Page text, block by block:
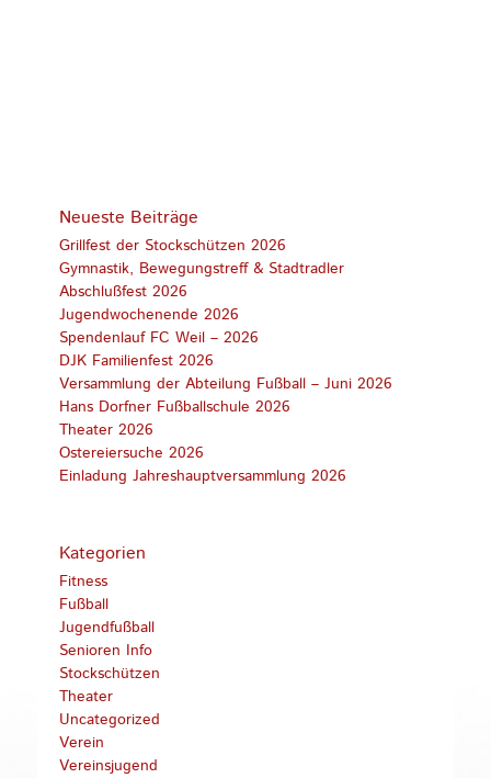
Neueste Beiträge
Grillfest der Stockschützen 2026
Gymnastik, Bewegungstreff & Stadtradler
Abschlußfest 2026
Jugendwochenende 2026
Spendenlauf FC Weil – 2026
DJK Familienfest 2026
Versammlung der Abteilung Fußball – Juni 2026
Hans Dorfner Fußballschule 2026
Theater 2026
Ostereiersuche 2026
Einladung Jahreshauptversammlung 2026
Kategorien
Fitness
Fußball
Jugendfußball
Senioren Info
Stockschützen
Theater
Uncategorized
Verein
Vereinsjugend